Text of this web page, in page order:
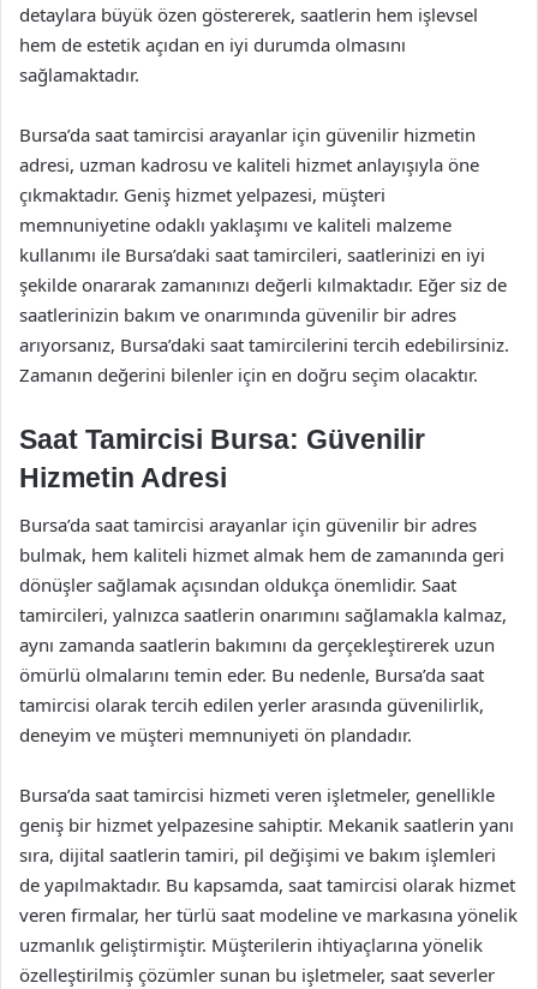
detaylara büyük özen göstererek, saatlerin hem işlevsel
hem de estetik açıdan en iyi durumda olmasını
sağlamaktadır.
Bursa’da saat tamircisi arayanlar için güvenilir hizmetin
adresi, uzman kadrosu ve kaliteli hizmet anlayışıyla öne
çıkmaktadır. Geniş hizmet yelpazesi, müşteri
memnuniyetine odaklı yaklaşımı ve kaliteli malzeme
kullanımı ile Bursa’daki saat tamircileri, saatlerinizi en iyi
şekilde onararak zamanınızı değerli kılmaktadır. Eğer siz de
saatlerinizin bakım ve onarımında güvenilir bir adres
arıyorsanız, Bursa’daki saat tamircilerini tercih edebilirsiniz.
Zamanın değerini bilenler için en doğru seçim olacaktır.
Saat Tamircisi Bursa: Güvenilir
Hizmetin Adresi
Bursa’da saat tamircisi arayanlar için güvenilir bir adres
bulmak, hem kaliteli hizmet almak hem de zamanında geri
dönüşler sağlamak açısından oldukça önemlidir. Saat
tamircileri, yalnızca saatlerin onarımını sağlamakla kalmaz,
aynı zamanda saatlerin bakımını da gerçekleştirerek uzun
ömürlü olmalarını temin eder. Bu nedenle, Bursa’da saat
tamircisi olarak tercih edilen yerler arasında güvenilirlik,
deneyim ve müşteri memnuniyeti ön plandadır.
Bursa’da saat tamircisi hizmeti veren işletmeler, genellikle
geniş bir hizmet yelpazesine sahiptir. Mekanik saatlerin yanı
sıra, dijital saatlerin tamiri, pil değişimi ve bakım işlemleri
de yapılmaktadır. Bu kapsamda, saat tamircisi olarak hizmet
veren firmalar, her türlü saat modeline ve markasına yönelik
uzmanlık geliştirmiştir. Müşterilerin ihtiyaçlarına yönelik
özelleştirilmiş çözümler sunan bu işletmeler, saat severler